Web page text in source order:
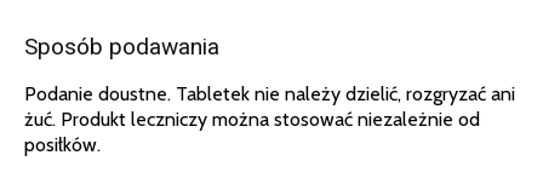
Sposób podawania
Podanie doustne. Tabletek nie należy dzielić, rozgryzać ani
żuć. Produkt leczniczy można stosować niezależnie od
posiłków.